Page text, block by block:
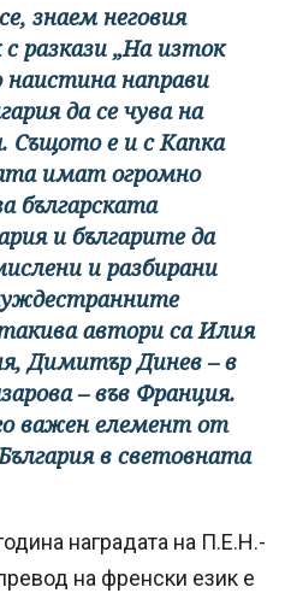
знаем неговия
с разкази „На изток
направи
да се чува на
Същото е и с Капка
имат огромно
българската
и българите да
и разбирани
автори са Илия
Димитър Динев – в
– във Франция.
важен елемент от
в световната
наградата на П.Е.Н.-
на френски език е